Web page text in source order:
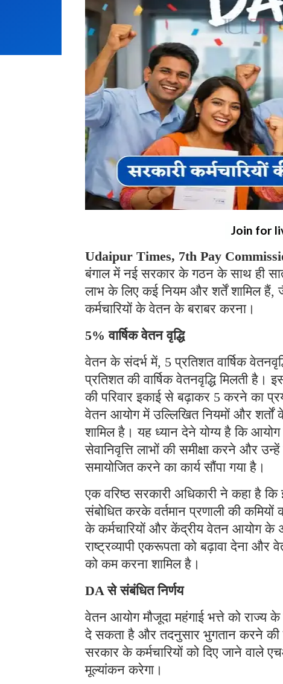
Join for
Udaipur Times, 7th Pay
बंगाल में नई सरकार के गठन के साथ ही
लाभ के लिए कई नियम और शर्तें शामिल हैं,
कर्मचारियों के वेतन के बराबर करना।
5% वार्षिक वेतन वृद्धि
वेतन के संदर्भ में, 5 प्रतिशत वार्षिक
प्रतिशत की वार्षिक वेतनवृद्धि मिलती
की परिवार इकाई से बढ़ाकर 5 करने का
वेतन आयोग में उल्लिखित नियमों और शर्तों
शामिल है। यह ध्यान देने योग्य है कि
सेवानिवृत्ति लाभों की समीक्षा करने और
समायोजित करने का कार्य सौंपा गया है।
एक वरिष्ठ सरकारी अधिकारी ने कहा है
संबोधित करके वर्तमान प्रणाली की
के कर्मचारियों और केंद्रीय वेतन आयोग के
राष्ट्रव्यापी एकरूपता को बढ़ावा देना और
को कम करना शामिल है।
DA से संबंधित निर्णय
वेतन आयोग मौजूदा महंगाई भत्ते को राज्य
दे सकता है और तदनुसार भुगतान करने की
सरकार के कर्मचारियों को दिए जाने वाले
मूल्यांकन करेगा।